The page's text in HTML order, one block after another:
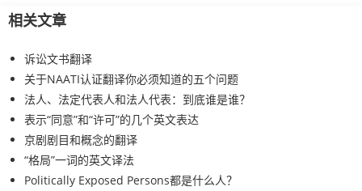
相关文章
诉讼文书翻译
关于NAATI认证翻译你必须知道的五个问题
法人、法定代表人和法人代表：到底谁是谁？
表示“同意”和“许可”的几个英文表达
京剧剧目和概念的翻译
“格局”一词的英文译法
Politically Exposed Persons都是什么人？